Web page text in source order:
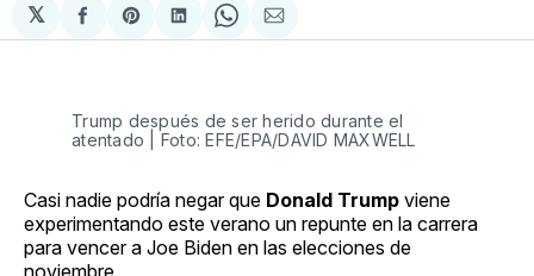
𝕏
Compartir
en
Share
on
Compartir
en
Share
on
Compartir
via
Trump después de ser herido durante el
atentado | Foto: EFE/EPA/DAVID MAXWELL
Casi nadie podría negar que Donald Trump viene
experimentando este verano un repunte en la carrera
para vencer a Joe Biden en las elecciones de
noviembre.